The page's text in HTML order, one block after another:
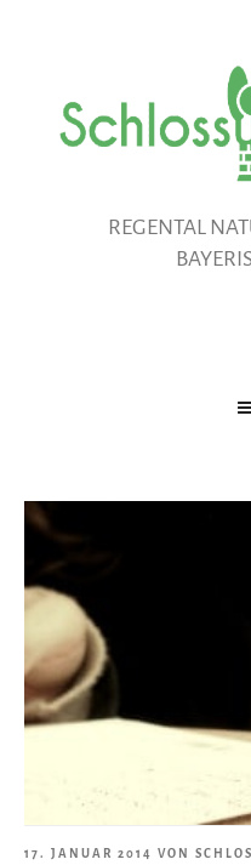
REGENTAL
VERÖFFENTLICHT
17. JANUAR 2014 VON